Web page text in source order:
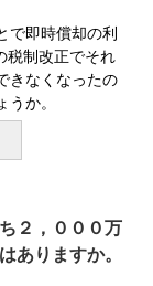
で即時償却の利
税制改正でそれ
きなくなったの
か。
２，０００万
ありますか。